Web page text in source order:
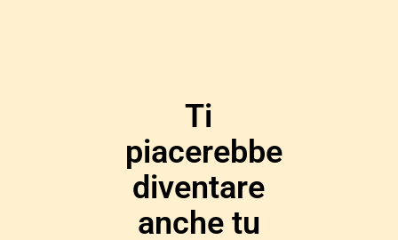
Ti
piacerebbe
diventare
anche tu